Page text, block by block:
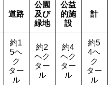
道路
公園
及び
緑地
公益
的施
設
計
約1
5ヘ
ク
ター
ル
約2
ヘク
ター
ル
約4
ヘク
ター
ル
約5
4ヘ
ク
ター
ル